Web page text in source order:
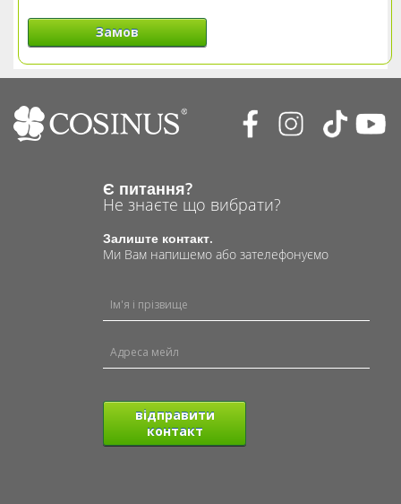
Замов
Є питання?
Не знаєте що вибрати?
Залиште контакт.
Ми Вам напишемо або зателефонуємо
відправити
контакт